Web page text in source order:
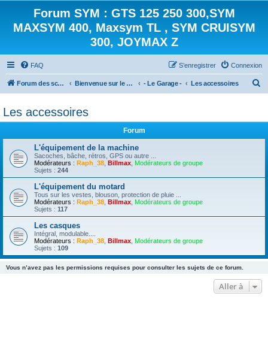
Forum SYM : GTS 125 250 300,SYM
MAXSYM 400, Maxsym TL , SYM CRUISYM
300, JOYMAX Z
FAQ Connexion
S’enregistrer
Forum des scooters SYM - GTS -MAXSYM - CRUISYM - JOYMAX - Maxsym TL Bienvenue sur le forum des scooters de la gamme SYM - Le Garage - Les accessoires
e
Les accessoires
Forum
L'équipement de la machine
Sacoches, bâche, rétros, GPS ou autre ...
Modérateurs : Raph_38 Billmax Modérateurs de groupe
Sujets : 244
L'équipement du motard
Tous sur les vestes, blouson, protection de pluie ...
Modérateurs : Raph_38 Billmax Modérateurs de groupe
Sujets : 117
Les casques
Intégral, modulable....
Modérateurs : Raph_38 Billmax Modérateurs de groupe
Sujets : 109
Vous n’avez pas les permissions requises pour consulter les sujets de ce forum.
Aller à